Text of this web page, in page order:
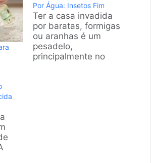
Por Água: Insetos Fim
Ter a casa invadida
por baratas, formigas
ou aranhas é um
pesadelo,
principalmente no